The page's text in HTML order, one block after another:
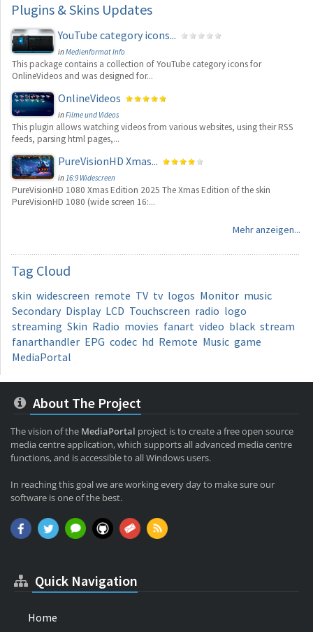
Plugins & Skins Updates
YouTube category icons...
inMedienformat Info
This package contains a collection of YouTube category icons for
OnlineVideos and was designed for...
OnlineVideos
inFilme und Videos
This plugin allows watching videos from various websites, using their RSS
feeds, parsing html pages,...
PureVisionHD Xmas...
in16:9 Widescreen
PureVisionHD 1080 Xmas Edition 2025 The Xmas Edition of the skin
PureVisionHD 1080 (wide screen 16:...
Mehr anzeigen...
Tag Cloud
skin widescreen remote TV tv logos Monitor music
Secondary Display LCD Touchscreen radio logo
streaming Skin Radio movies fanart video black stream
fanarthandler EPG codec hd Remote Music game
MediaPortal
About The Project
The vision of the MediaPortal project is to create a free open source
media centre application, which supports all advanced media centre
functions, and is accessible to all Windows users.
In reaching this goal we are working every day to make sure our
software is one of the best.
Quick Navigation
Home